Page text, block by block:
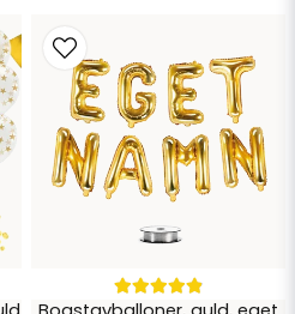
mit spørgsmål